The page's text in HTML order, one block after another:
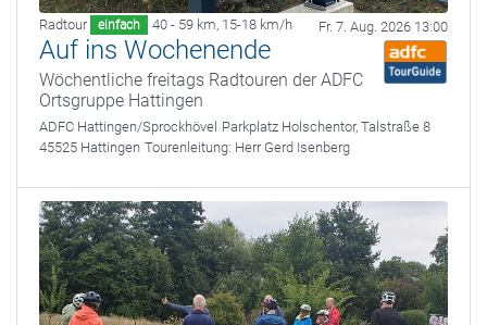
Radtour einfach 40 - 59 km, 15-18 km/h Fr. 7. Aug. 2026 13:00
Auf ins Wochenende
Wöchentliche freitags Radtouren der ADFC
Ortsgruppe Hattingen
ADFC Hattingen/Sprockhövel Parkplatz Holschentor, Talstraße 8
45525 Hattingen Tourenleitung: Herr Gerd Isenberg